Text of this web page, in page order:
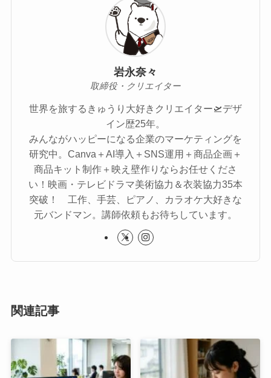
岩永奈々
取締役・クリエイター
世界を旅するきゅうり大好きクリエイター🛫デザ
イン歴25年。
みんながハッピーになる企業のマーケティングを
研究中。Canva＋AI導入＋SNS運用＋商品企画＋
商品キット制作＋映え壁作りならお任せくださ
い！映画・テレビドラマ美術協力＆衣装協力35本
突破！ 工作、手芸、ピアノ、カラオケ大好きな
元バンドマン。講師依頼もお待ちしています。
関連記事